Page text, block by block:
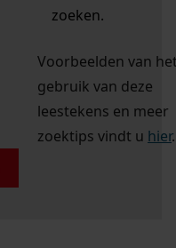
zoeken.
Voorbeelden van
gebruik van deze
leestekens en meer
zoektips vindt u hier.